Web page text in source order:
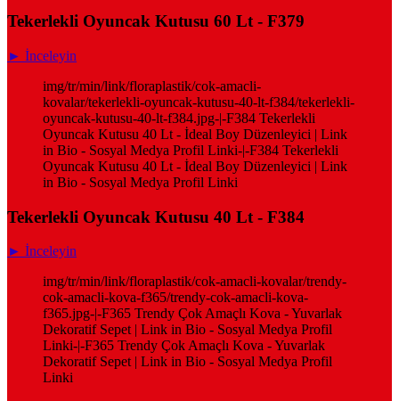
Tekerlekli Oyuncak Kutusu 60 Lt - F379
► İnceleyin
img/tr/min/link/floraplastik/cok-amacli-
kovalar/tekerlekli-oyuncak-kutusu-40-lt-f384/tekerlekli-
oyuncak-kutusu-40-lt-f384.jpg-|-F384 Tekerlekli
Oyuncak Kutusu 40 Lt - İdeal Boy Düzenleyici | Link
in Bio - Sosyal Medya Profil Linki-|-F384 Tekerlekli
Oyuncak Kutusu 40 Lt - İdeal Boy Düzenleyici | Link
in Bio - Sosyal Medya Profil Linki
Tekerlekli Oyuncak Kutusu 40 Lt - F384
► İnceleyin
img/tr/min/link/floraplastik/cok-amacli-kovalar/trendy-
cok-amacli-kova-f365/trendy-cok-amacli-kova-
f365.jpg-|-F365 Trendy Çok Amaçlı Kova - Yuvarlak
Dekoratif Sepet | Link in Bio - Sosyal Medya Profil
Linki-|-F365 Trendy Çok Amaçlı Kova - Yuvarlak
Dekoratif Sepet | Link in Bio - Sosyal Medya Profil
Linki